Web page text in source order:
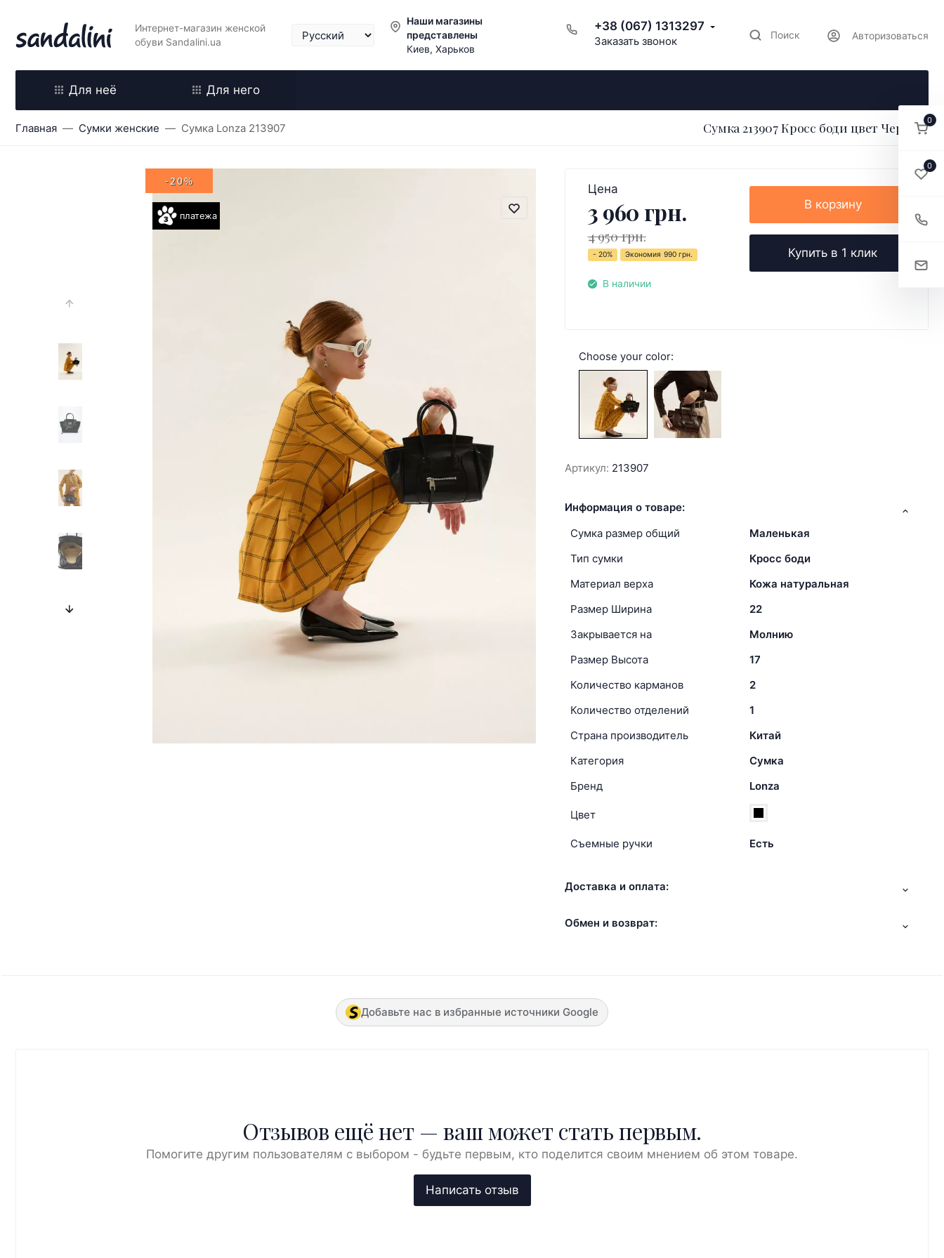
Интернет-магазин женской
обуви Sandalini.ua
Наши магазины
представлены
Киев, Харьков
+38 (067) 1313297
Заказать звонок Поиск Авторизоваться
Для неё Для него
Главная Сумки женские Сумка Lonza 213907 Сумка 213907 Кросс боди цвет Черный
платежа
-20% Цена
3 960 грн.
4 950 грн.
- 20% Экономия 990 грн.
В наличии
В корзину
Купить в 1 клик
Choose your color:
Артикул: 213907
Информация о товаре:
Сумка размер общий
Маленькая
Тип сумки
Кросс боди
Материал верха
Кожа натуральная
Размер Ширина
22
Закрывается на
Молнию
Размер Высота
17
Количество карманов
2
Количество отделений
1
Страна производитель
Китай
Категория
Сумка
Бренд
Lonza
Цвет
Съемные ручки Есть
Доставка и оплата:
Обмен и возврат:
Добавьте нас в избранные источники Google
Отзывов ещё нет — ваш может стать первым.
Помогите другим пользователям с выбором - будьте первым, кто поделится своим мнением об этом товаре.
0
0